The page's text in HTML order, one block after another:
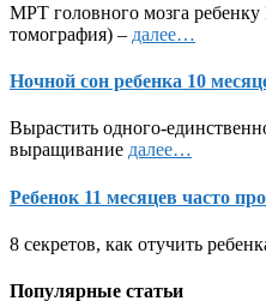
МРТ головного мозга
томография) – далее…
Ночной сон ребенка 10
Вырастить одного-
выращивание далее…
Ребенок 11 месяцев часто
8 секретов, как отучить
Популярные статьи